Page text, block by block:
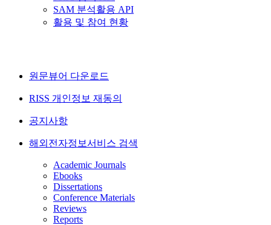
SAM 분석활용 API
활용 및 참여 현황
원문뷰어 다운로드
RISS 개인정보 재동의
공지사항
해외전자정보서비스 검색
Academic Journals
Ebooks
Dissertations
Conference Materials
Reviews
Reports